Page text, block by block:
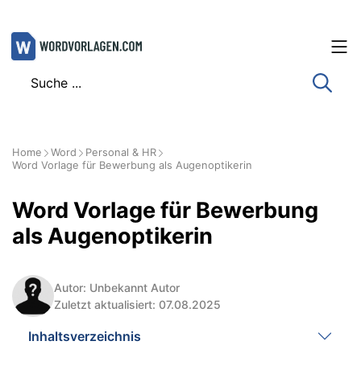
Zum
Inhalt
Home Word
Personal & HR
Word Vorlage für Bewerbung als Augenoptikerin
Word Vorlage für Bewerbung
als Augenoptikerin
Autor: Unbekannt Autor
Zuletzt aktualisiert: 07.08.2025
Inhaltsverzeichnis